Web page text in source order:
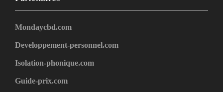
Mondaycbd.com
Developpement-personnel.com
Isolation-phonique.com
Guide-prix.com